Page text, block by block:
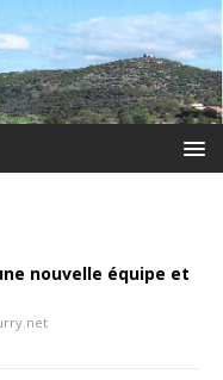
nouvelle équipe et